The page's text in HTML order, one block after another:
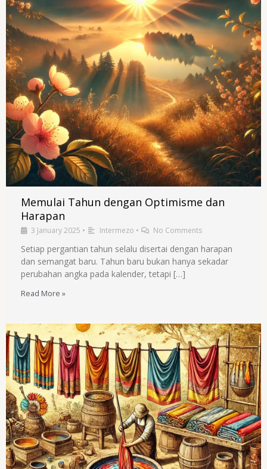
Memulai Tahun dengan Optimisme dan
Harapan
3 January 2025 • Intermezo • No Comments
Setiap pergantian tahun selalu disertai dengan harapan
dan semangat baru. Tahun baru bukan hanya sekadar
perubahan angka pada kalender, tetapi […]
Read More »